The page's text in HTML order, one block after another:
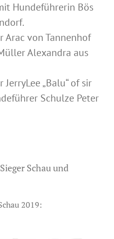
Hundeführerin Bös
Arac von Tannenhof
Alexandra aus
„Balu“ of sir
Schulze Peter
Schau und
2019: